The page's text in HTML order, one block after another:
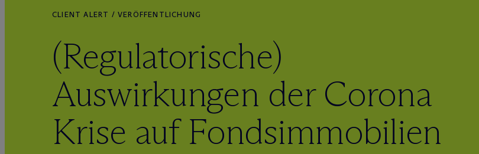
CLIENT ALERT / VERÖFFENTLICHUNG
(Regulatorische)
Auswirkungen der Corona
Krise auf Fondsimmobilien